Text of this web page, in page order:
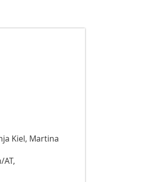
Kiel, Martina